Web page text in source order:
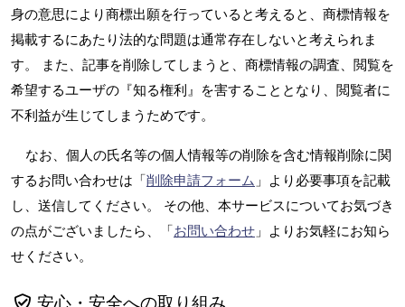
身の意思により商標出願を行っていると考えると、商標情報を
掲載するにあたり法的な問題は通常存在しないと考えられま
す。 また、記事を削除してしまうと、商標情報の調査、閲覧を
希望するユーザの『知る権利』を害することとなり、閲覧者に
不利益が生じてしまうためです。
なお、個人の氏名等の個人情報等の削除を含む情報削除に関
するお問い合わせは「削除申請フォーム 」より必要事項を記載
し、送信してください。 その他、本サービスについてお気づき
の点がございましたら、「お問い合わせ 」よりお気軽にお知ら
せください。
安心・安全への取り組み